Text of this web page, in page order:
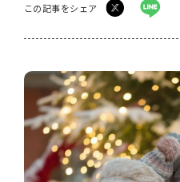
この記事をシェア